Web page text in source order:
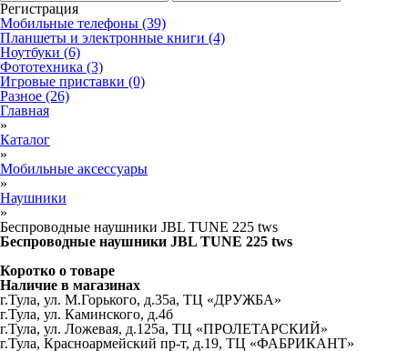
Регистрация
Мобильные телефоны (39)
Планшеты и электронные книги (4)
Ноутбуки (6)
Фототехника (3)
Игровые приставки (0)
Разное (26)
Главная
»
Каталог
»
Мобильные аксессуары
»
Наушники
»
Беспроводные наушники JBL TUNE 225 tws
Беспроводные наушники JBL TUNE 225 tws
Коротко о товаре
Наличие в магазинах
г.Тула, ул. М.Горького, д.35а, ТЦ «ДРУЖБА»
г.Тула, ул. Каминского, д.4б
г.Тула, ул. Ложевая, д.125а, ТЦ «ПРОЛЕТАРСКИЙ»
г.Тула, Красноармейский пр-т, д.19, ТЦ «ФАБРИКАНТ»